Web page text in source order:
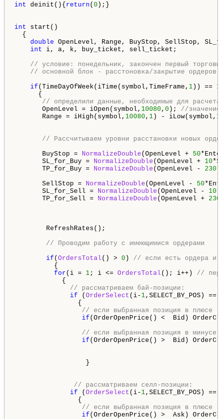
int deinit(){return (0 );}
int start()
{
double OpenLevel, Range, BuyStop, SellStop,
int i, a, k, buy_ticket, sell_ticket;
// условие: понедельник, закончен первый
// основной блок - расстоновка/закрытие ордеров
if (TimeDayOfWeek(iTime(symbol,TimeFrame, 1)) == 1
{
// определили данные, необходимые для расчета
OpenLevel = iOpen(symbol, 10080 , 0 ); //значение
Range = iHigh(symbol, 10080 , 1) - iLow(symbol,
// Рассчитываем уровни расстановки новых
BuyStop = NormalizeDouble (OpenLevel + 50
SL_for_Buy = NormalizeDouble (OpenLevel + 10
TP_for_Buy = NormalizeDouble (OpenLevel - 230
SellStop = NormalizeDouble (OpenLevel - 50
SL_for_Sell = NormalizeDouble (OpenLevel - 10
TP_for_Sell = NormalizeDouble (OpenLevel + 230
RefreshRates();
// Проводим работу с имеющимися ордерами
if (OrdersTotal () > 0 ) // если есть ордера и
{
for (i = 1; i <= OrdersTotal (); i++) //
{
// рассматриваем бай-позиции:
if (OrderSelect (i- 1,SELECT_BY_POS) ==
{
// если выбранная позиция в плюсе -
if (OrderOpenPrice() <  Bid)
// если выбранная позиция в минусе
if (OrderOpenPrice() >  Bid)
}
// рассматриваем селл-позиции:
if (OrderSelect (i- 1,SELECT_BY_POS) ==
{
// если выбранная позиция в плюсе -
if (OrderOpenPrice() >  Ask)